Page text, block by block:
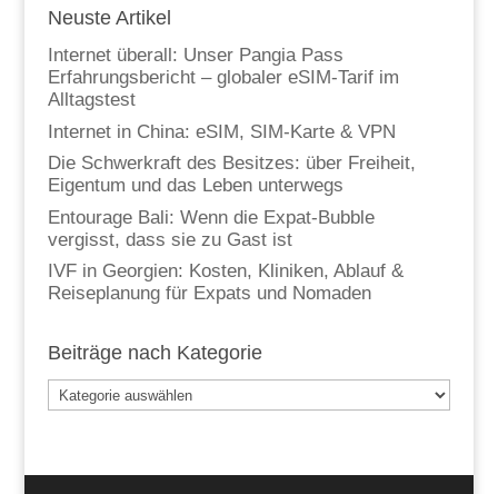
Neuste Artikel
Internet überall: Unser Pangia Pass
Erfahrungsbericht – globaler eSIM-Tarif im
Alltagstest
Internet in China: eSIM, SIM-Karte & VPN
Die Schwerkraft des Besitzes: über Freiheit,
Eigentum und das Leben unterwegs
Entourage Bali: Wenn die Expat-Bubble
vergisst, dass sie zu Gast ist
IVF in Georgien: Kosten, Kliniken, Ablauf &
Reiseplanung für Expats und Nomaden
Beiträge nach Kategorie
Beiträge
nach